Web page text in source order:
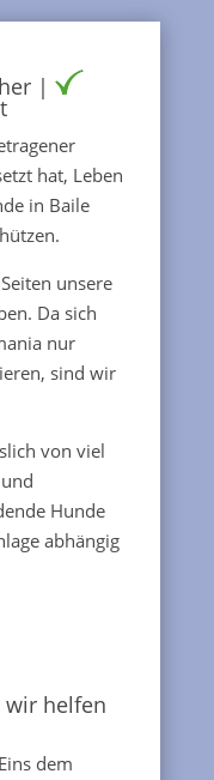
|
hat, Leben
in Baile
unsere
Da sich
nur
sind wir
von viel
Hunde
abhängig
wir helfen
dem